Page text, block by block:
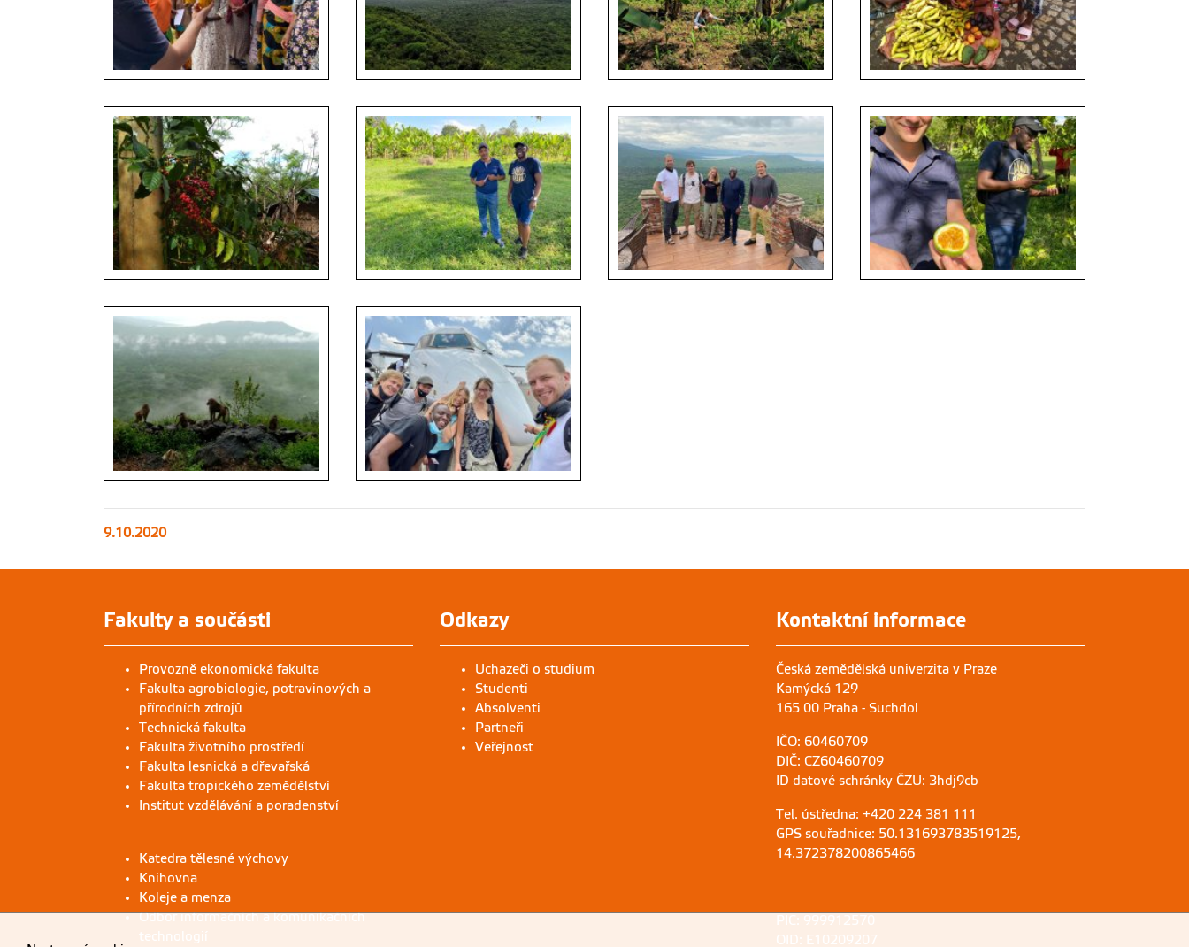
Ukázka a analýza finálního produktu, Jan
Staš
Typická krajina v Arba Minch. Jezero Abaya
a letící Marabu
Místní zemědělské praktiky v praxi -
intercropping, Anna Maňourová
Diverzita ovoce na místním trhu
Všude přítomná káva
Schůzka s místním terénním expertem,
William Nkomoki
9.10.2020
Fakulty a součásti
Provozně ekonomická fakulta
Fakulta agrobiologie, potravinových a
přírodních zdrojů
Technická fakulta
Fakulta životního prostředí
Fakulta lesnická a dřevařská
Fakulta tropického zemědělství
Institut vzdělávání a poradenství
Katedra tělesné výchovy
Knihovna
Koleje a menza
Odbor informačních a komunikačních
technologií
Odkazy
Uchazeči o studium
Studenti
Absolventi
Partneři
Veřejnost
Kontaktní informace
Česká zemědělská univerzita v Praze
Kamýcká 129
165 00 Praha - Suchdol
IČO: 60460709
DIČ: CZ60460709
ID datové schránky ČZU: 3hdj9cb
Tel. ústředna: +420 224 381 111
GPS souřadnice: 50.131693783519125,
14.372378200865466
PIC: 999912570
OID: E10209207